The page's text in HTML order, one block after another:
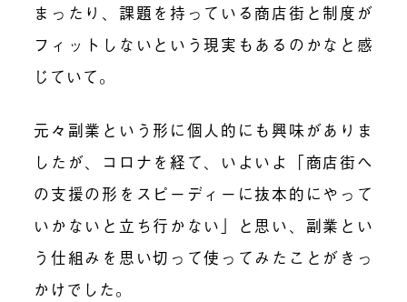
まったり、課題を持っている商店街と制度が
フィットしないという現実もあるのかなと感
じていて。
元々副業という形に個人的にも興味がありま
したが、コロナを経て、いよいよ「商店街へ
の支援の形をスピーディーに抜本的にやって
いかないと立ち行かない」と思い、副業とい
う仕組みを思い切って使ってみたことがきっ
かけでした。